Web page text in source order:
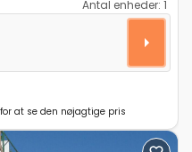
Antal enheder: 1
Dubrovnik A-8540-a
for at se den nøjagtige pris